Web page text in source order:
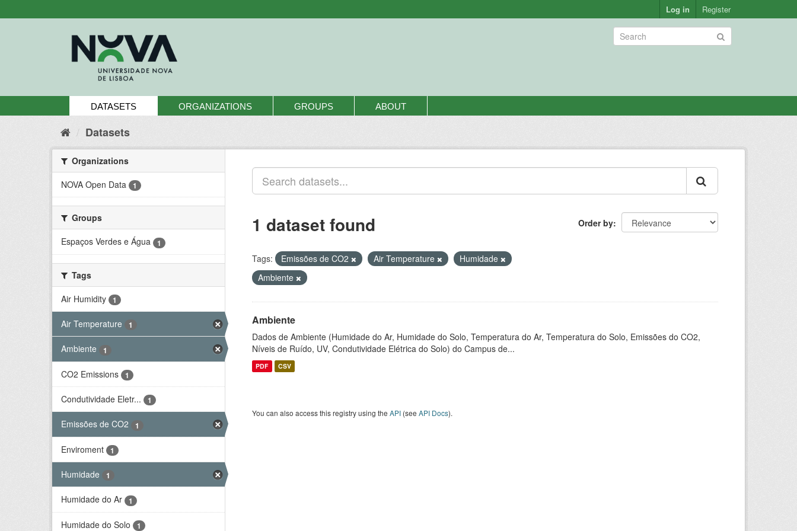
to
Log in Register
DATASETS ORGANIZATIONS GROUPS ABOUT
Datasets
Organizations
NOVA Open Data
1
Groups
Espaços Verdes e Água
1
Tags
Air Humidity
1
Air Temperature 1
Ambiente 1
CO2 Emissions 1
Condutividade Eletr... 1
Emissões de CO2 1
Enviroment 1
Humidade 1
Humidade do Ar 1
Humidade do Solo 1
Order by
1 dataset found
Tags: Emissões de CO2 Air Temperature
Humidade
Ambiente
Ambiente
Dados de Ambiente (Humidade do Ar, Humidade do Solo, Temperatura do Ar, Temperatura do Solo, Emissões do CO2,
Níveis de Ruído, UV, Condutividade Elétrica do Solo) do Campus de...
PDF CSV
You can also access this registry using the API (see API Docs).